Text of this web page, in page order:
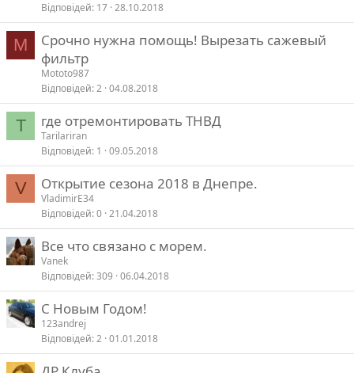
Відповідей 17 28.10.2018
M
Срочно нужна помощь! Вырезать сажевый
фильтр
Mototo987
Відповідей 2 04.08.2018
T где отремонтировать ТНВД
Tarilariran
Відповідей 1 09.05.2018
V Открытие сезона 2018 в Днепре.
VladimirE34
Відповідей 0 21.04.2018
Все что связано с морем.
Vanek
Відповідей 309 06.04.2018
С Новым Годом!
123andrej
Відповідей 2 01.01.2018